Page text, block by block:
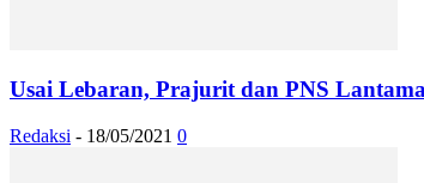
Usai Lebaran, Prajurit dan PNS
Redaksi - 18/05/2021 0